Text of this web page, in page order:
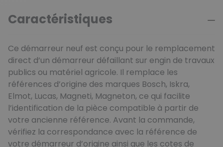
Caractéristiques
Ce démarreur neuf est conçu pour le remplacement
direct d’un démarreur défaillant sur engin de travaux
publics ou matériel agricole. Il remplace les
références d’origine des marques Bosch, Iskra,
Elmot, Lucas, Magneti, Magneton, ce qui facilite
l’identification de la pièce compatible à partir de
votre ancienne référence. Avant la commande,
vérifiez la correspondance avec la référence de
votre démarreur d’origine ainsi que les cotes de